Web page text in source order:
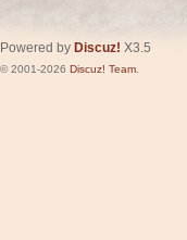
Powered by Discuz! X3.5
© 2001-2026 Discuz! Team